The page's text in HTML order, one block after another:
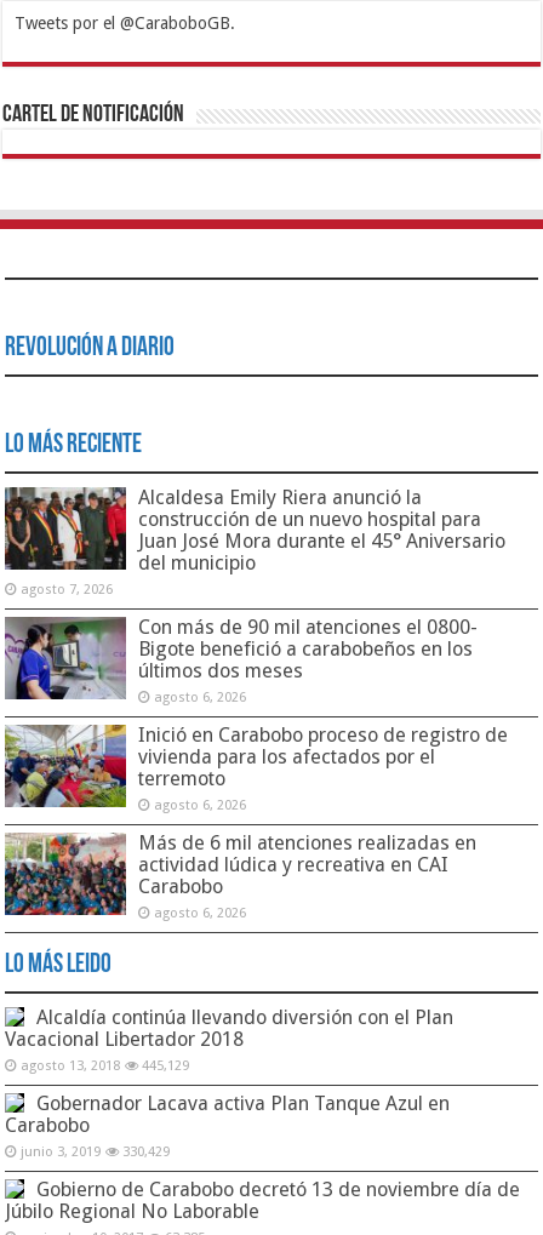
Tweets por el @CaraboboGB.
1xbetBetturkeyBetistKralbetSupertotobetTipobetMatadorbetMariobet
https://mvbcasino.com/
Cartel de Notificación
Revolución a Diario
Lo Más Reciente
Alcaldesa Emily Riera anunció la
construcción de un nuevo hospital para
Juan José Mora durante el 45° Aniversario
del municipio
agosto 7, 2026
Con más de 90 mil atenciones el 0800-
Bigote benefició a carabobeños en los
últimos dos meses
agosto 6, 2026
Inició en Carabobo proceso de registro de
vivienda para los afectados por el
terremoto
agosto 6, 2026
Más de 6 mil atenciones realizadas en
actividad lúdica y recreativa en CAI
Carabobo
agosto 6, 2026
Lo Más Leido
Alcaldía continúa llevando diversión con el Plan
Vacacional Libertador 2018
agosto 13, 2018 445,129
Gobernador Lacava activa Plan Tanque Azul en
Carabobo
junio 3, 2019 330,429
Gobierno de Carabobo decretó 13 de noviembre día de
Júbilo Regional No Laborable